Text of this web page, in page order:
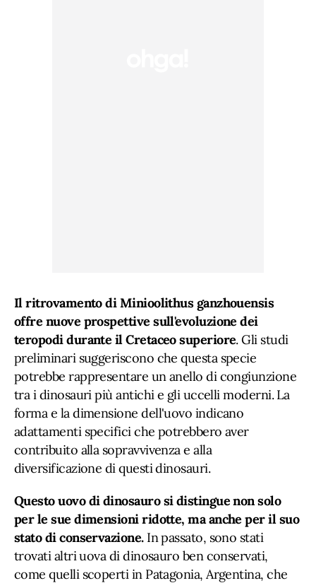
Il ritrovamento di Minioolithus ganzhouensis
offre nuove prospettive sull'evoluzione dei
teropodi durante il Cretaceo superiore. Gli studi
preliminari suggeriscono che questa specie
potrebbe rappresentare un anello di congiunzione
tra i dinosauri più antichi e gli uccelli moderni. La
forma e la dimensione dell'uovo indicano
adattamenti specifici che potrebbero aver
contribuito alla sopravvivenza e alla
diversificazione di questi dinosauri.
Questo uovo di dinosauro si distingue non solo
per le sue dimensioni ridotte, ma anche per il suo
stato di conservazione.In passato, sono stati
trovati altri uova di dinosauro ben conservati,
come quelli scoperti in Patagonia, Argentina, che